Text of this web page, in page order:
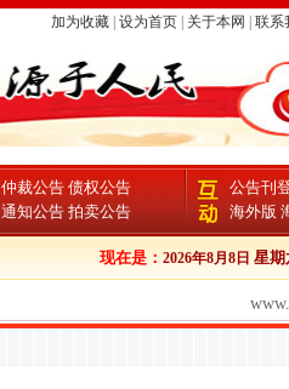
加为收藏 设为首页 关于本网 联系
仲裁公告 债权公告
通知公告 拍卖公告
公告刊
海外版
现在是： 2026年8月8日 星期